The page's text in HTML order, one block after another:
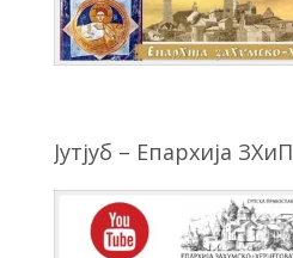
Јутјуб – Епархија ЗХиП